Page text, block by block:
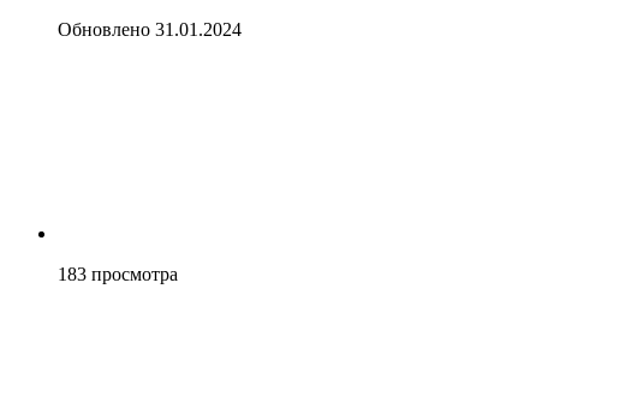
Обновлено 31.01.2024
183 просмотра